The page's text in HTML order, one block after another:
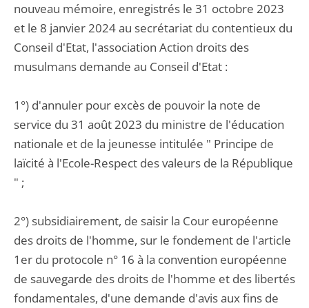
nouveau mémoire, enregistrés le 31 octobre 2023
et le 8 janvier 2024 au secrétariat du contentieux du
Conseil d'Etat, l'association Action droits des
musulmans demande au Conseil d'Etat :
1°) d'annuler pour excès de pouvoir la note de
service du 31 août 2023 du ministre de l'éducation
nationale et de la jeunesse intitulée " Principe de
laïcité à l'Ecole-Respect des valeurs de la République
" ;
2°) subsidiairement, de saisir la Cour européenne
des droits de l'homme, sur le fondement de l'article
1er du protocole n° 16 à la convention européenne
de sauvegarde des droits de l'homme et des libertés
fondamentales, d'une demande d'avis aux fins de